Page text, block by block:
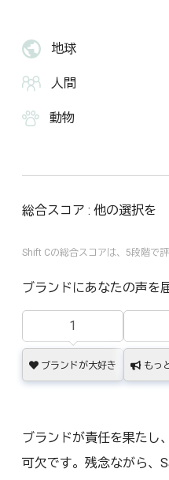
地球
人間
動物
総合スコア : 他の選択を
Shift Cの総合スコアは、5段階で
ブランドにあなたの声を
1
ブランドが大好き もっ
ブランドが責任を果たし
可欠です。残念ながら、